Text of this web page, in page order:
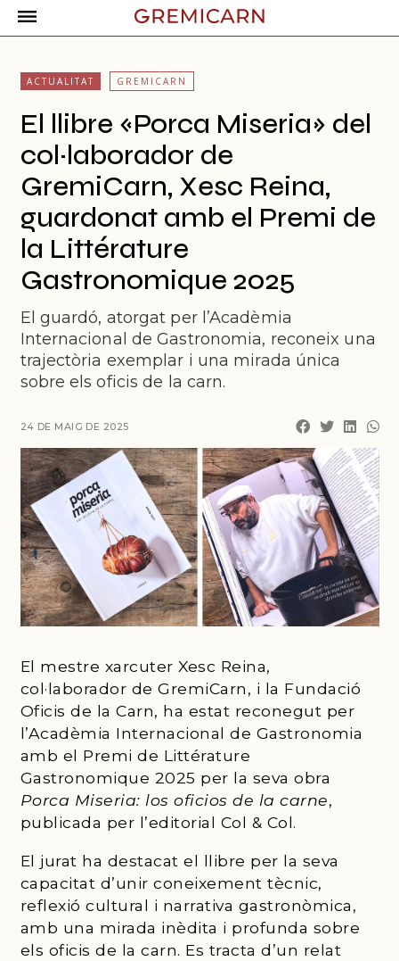
ACTUALITAT GREMICARN
El llibre «Porca Miseria» del
col·laborador de
GremiCarn, Xesc Reina,
guardonat amb el Premi de
la Littérature
Gastronomique 2025
El guardó, atorgat per l’Acadèmia
Internacional de Gastronomia, reconeix una
trajectòria exemplar i una mirada única
sobre els oficis de la carn.
24 DE MAIG DE 2025
El mestre xarcuter Xesc Reina,
col·laborador de GremiCarn, i la Fundació
Oficis de la Carn, ha estat reconegut per
l’Acadèmia Internacional de Gastronomia
amb el Premi de Littérature
Gastronomique 2025 per la seva obra
Porca Miseria: los oficios de la carne,
publicada per l’editorial Col & Col.
El jurat ha destacat el llibre per la seva
capacitat d’unir coneixement tècnic,
reflexió cultural i narrativa gastronòmica,
amb una mirada inèdita i profunda sobre
els oficis de la carn. Es tracta d’un relat